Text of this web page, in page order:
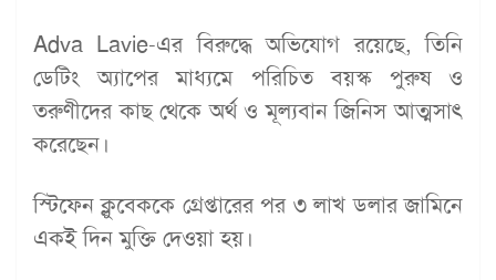
Adva Lavie-এর বিরুদ্ধে অভিযোগ রয়েছে, তিনি
ডেটিং অ্যাপের মাধ্যমে পরিচিত বয়স্ক পুরুষ ও
তরুণীদের কাছ থেকে অর্থ ও মূল্যবান জিনিস আত্মসাৎ
করেছেন।
স্টিফেন ক্লুবেককে গ্রেপ্তারের পর ৩ লাখ ডলার জামিনে
একই দিন মুক্তি দেওয়া হয়।